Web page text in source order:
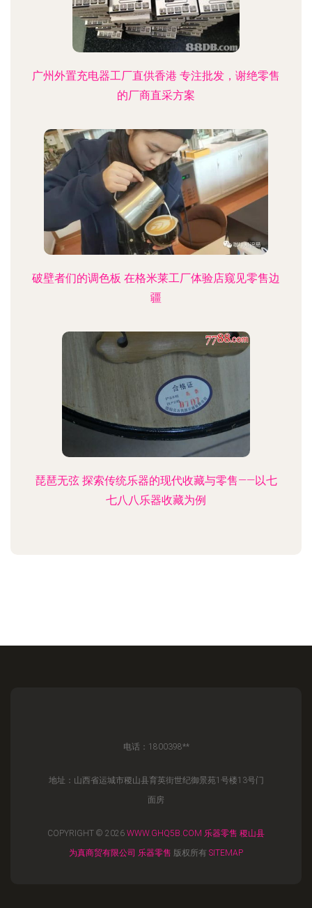
广州外置充电器工厂直供香港 专注批发，谢绝零售
的厂商直采方案
破壁者们的调色板 在格米莱工厂体验店窥见零售边
疆
琵琶无弦 探索传统乐器的现代收藏与零售——以七
七八八乐器收藏为例
电话：1800398**
地址：山西省运城市稷山县育英街世纪御景苑1号楼13号门
面房
COPYRIGHT © 2026 WWW.GHQ5B.COM 乐器零售 稷山县
为真商贸有限公司 乐器零售 版权所有 SITEMAP